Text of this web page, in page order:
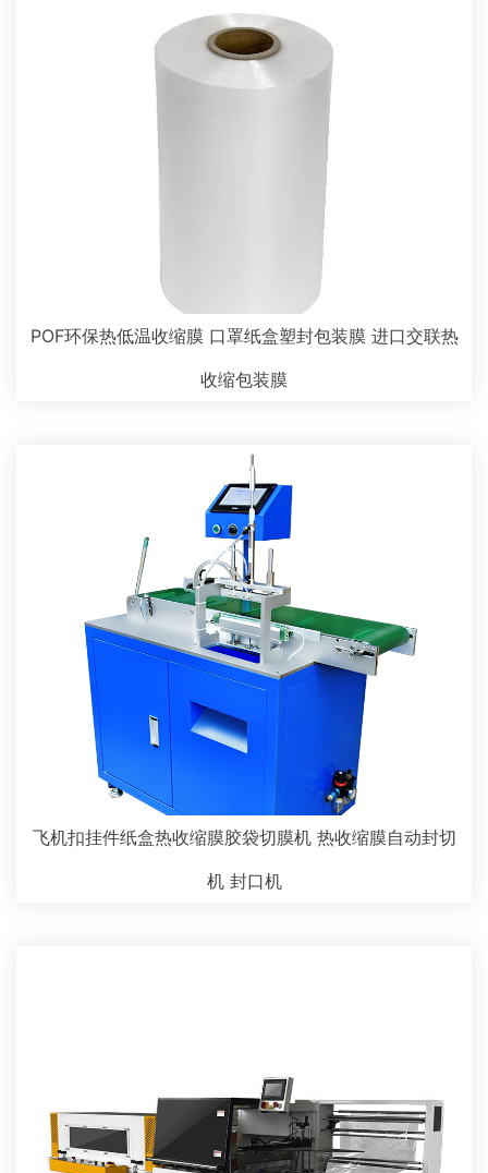
POF环保热低温收缩膜 口罩纸盒塑封包装膜 进口交联热
收缩包装膜
飞机扣挂件纸盒热收缩膜胶袋切膜机 热收缩膜自动封切
机 封口机